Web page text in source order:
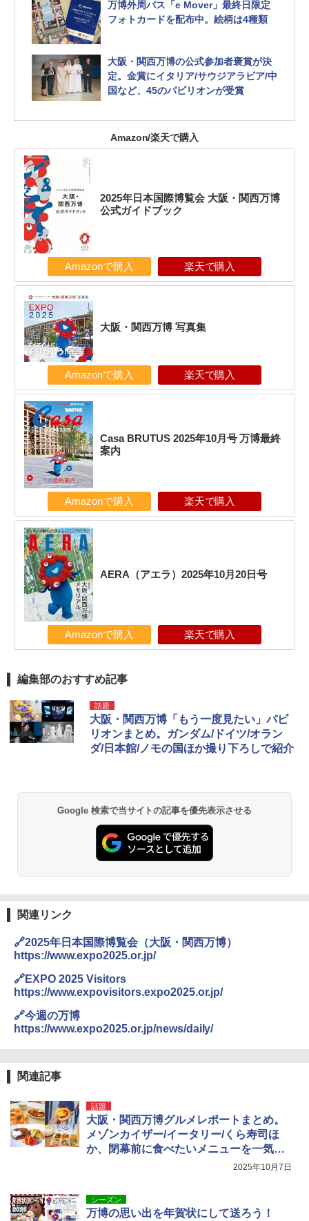
万博外周バス「e Mover」最終日限定
フォトカードを配布中。絵柄は4種類
大阪・関西万博の公式参加者褒賞が決
定。金賞にイタリア/サウジアラビア/中
国など、45のパビリオンが受賞
Amazon/楽天で購入
2025年日本国際博覧会 大阪・関西万博
公式ガイドブック
Amazonで購入 楽天で購入
大阪・関西万博 写真集
Amazonで購入 楽天で購入
Casa BRUTUS 2025年10月号 万博最終
案内
Amazonで購入 楽天で購入
AERA（アエラ）2025年10月20日号
Amazonで購入 楽天で購入
編集部のおすすめ記事
話題
大阪・関西万博「もう一度見たい」パビ
リオンまとめ。ガンダム/ドイツ/オラン
ダ/日本館/ノモの国ほか撮り下ろしで紹介
Google 検索で当サイトの記事を優先表示させる
関連リンク
🔗2025年日本国際博覧会（大阪・関西万博）
https://www.expo2025.or.jp/
🔗EXPO 2025 Visitors
https://www.expovisitors.expo2025.or.jp/
🔗今週の万博
https://www.expo2025.or.jp/news/daily/
関連記事
話題
大阪・関西万博グルメレポートまとめ。
メゾンカイザー/イータリー/くら寿司ほ
か、閉幕前に食べたいメニューを一気に
2025年10月7日
シーズン
万博の思い出を年賀状にして送ろう！